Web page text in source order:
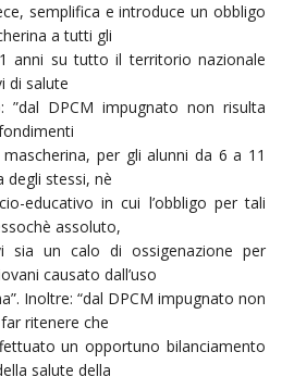
semplifica e introduce un obbligo
a tutti gli
anni su tutto il territorio nazionale
di salute
”dal DPCM impugnato non risulta
mascherina, per gli alunni da 6 a 11
degli stessi, nè
educativo in cui l’obbligo per tali
assoluto,
sia un calo di ossigenazione per
causato dall’uso
Inoltre: “dal DPCM impugnato non
ritenere che
un opportuno bilanciamento
salute della